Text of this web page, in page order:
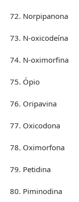
72. Norpipanona
73. N-oxicodeína
74. N-oximorfina
75. Ópio
76. Oripavina
77. Oxicodona
78. Oximorfona
79. Petidina
80. Piminodina